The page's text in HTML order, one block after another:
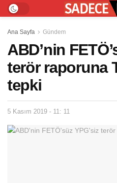
Ana Sayfa Gündem
ABD’nin
terör raporuna
tepki
5 Kasım 2019 - 11: 11